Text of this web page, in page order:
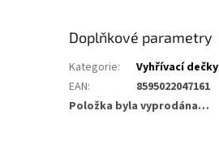
Doplňkové parametry
Kategorie:
Vyhřívací dečky
EAN:
8595022047161
Položka byla vyprodána…